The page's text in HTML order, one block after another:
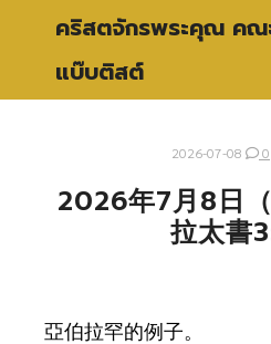
คริสตจักรพระคุณ คณ
แบ๊บติสต์
2026-07-08 0
2026年7月8日
拉太書
亞伯拉罕的例子。